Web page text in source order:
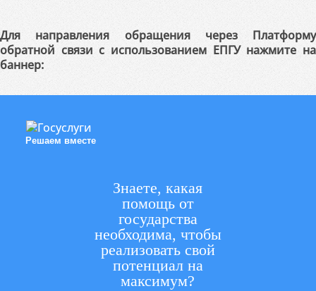
Для направления обращения через Платформу
обратной связи с использованием ЕПГУ нажмите на
баннер:
Решаем вместе
Знаете, какая
помощь от
государства
необходима, чтобы
реализовать свой
потенциал на
максимум?